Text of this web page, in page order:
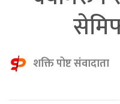
शक्ति पोष्ट संवादाता